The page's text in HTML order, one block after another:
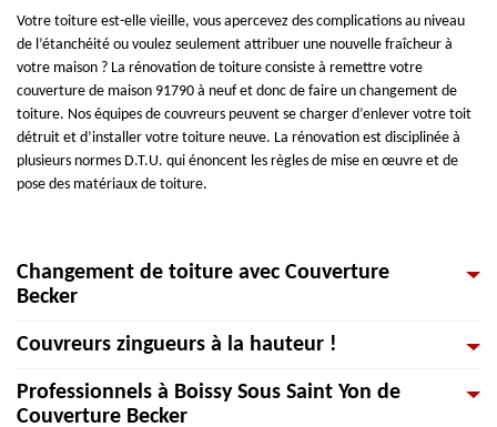
Votre toiture est-elle vieille, vous apercevez des complications au niveau
de l’étanchéité ou voulez seulement attribuer une nouvelle fraîcheur à
votre maison ? La rénovation de toiture consiste à remettre votre
couverture de maison 91790 à neuf et donc de faire un changement de
toiture. Nos équipes de couvreurs peuvent se charger d’enlever votre toit
détruit et d’installer votre toiture neuve. La rénovation est disciplinée à
plusieurs normes D.T.U. qui énoncent les règles de mise en œuvre et de
pose des matériaux de toiture.
Changement de toiture avec Couverture
Becker
Une toiture a pour premier objectif de vous mettre à l’abri des
de mousses, algues et lichens. Ceux-ci détruisent non seulement son
design, mais vont aussi abîmer votre toiture qui va finir par lui faire perdre
Couvreurs zingueurs à la hauteur !
Artisans de construction, les couvreurs-zingueurs interviennent sur un site
pour bâtir ou réparer toutes configurations de toitures. Nous donnons une
Professionnels à Boissy Sous Saint Yon de
Couverture Becker